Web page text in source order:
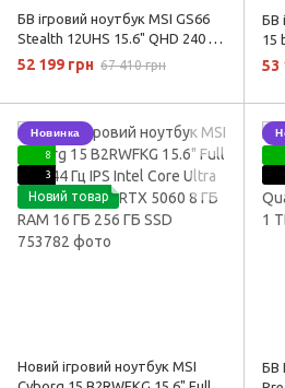
БВ ігровий ноутбук MSI GS66
Stealth 12UHS 15.6" QHD 240 Гц
Intel Core i9-12900H (2.9-4 ГГц )
NVIDIA GeForce RTX 3080 8 ГБ
52 199 грн 67 410 грн
БВ
15
53
Новинка
8
3
Новий товар
Новий ігровий ноутбук MSI
БВ